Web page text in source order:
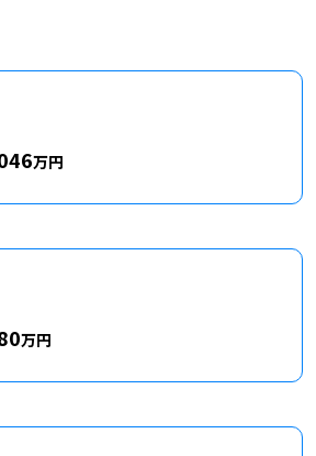
万円
万円